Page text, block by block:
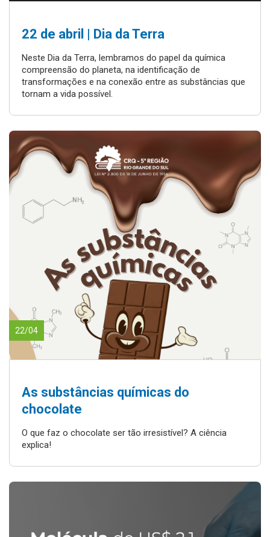
22 de abril | Dia da Terra
Neste Dia da Terra, lembramos do papel da química
compreensão do planeta, na identificação de
transformações e na conexão entre as substâncias que
tornam a vida possível.
22/04
As substâncias químicas do
chocolate
O que faz o chocolate ser tão irresistível? A ciência
explica!